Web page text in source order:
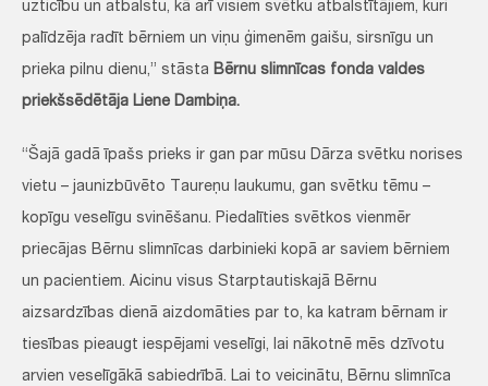
uzticību un atbalstu, kā arī visiem svētku atbalstītājiem, kuri
palīdzēja radīt bērniem un viņu ģimenēm gaišu, sirsnīgu un
prieka pilnu dienu,” stāsta Bērnu slimnīcas fonda valdes
priekšsēdētāja Liene Dambiņa.
“Šajā gadā īpašs prieks ir gan par mūsu Dārza svētku norises
vietu – jaunizbūvēto Taureņu laukumu, gan svētku tēmu –
kopīgu veselīgu svinēšanu. Piedalīties svētkos vienmēr
priecājas Bērnu slimnīcas darbinieki kopā ar saviem bērniem
un pacientiem. Aicinu visus Starptautiskajā Bērnu
aizsardzības dienā aizdomāties par to, ka katram bērnam ir
tiesības pieaugt iespējami veselīgi, lai nākotnē mēs dzīvotu
arvien veselīgākā sabiedrībā. Lai to veicinātu, Bērnu slimnīca